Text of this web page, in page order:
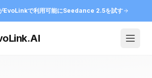
で利用可能にSeedance 2.5を試す